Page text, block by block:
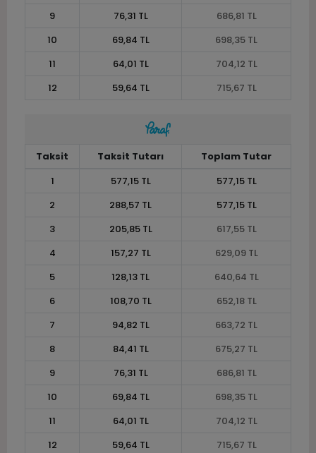
9
76,31 TL
686,81 TL
10
69,84 TL
698,35 TL
11
64,01 TL
704,12 TL
12
59,64 TL 715,67 TL
Taksit Taksit Tutarı
Toplam Tutar
1
577,15 TL
577,15 TL
2
288,57 TL
577,15 TL
3
205,85 TL
617,55 TL
4
157,27 TL
629,09 TL
5
128,13 TL
640,64 TL
6
108,70 TL
652,18 TL
7
94,82 TL
663,72 TL
8
84,41 TL
675,27 TL
9
76,31 TL
686,81 TL
10
69,84 TL
698,35 TL
11
64,01 TL
704,12 TL
12
59,64 TL 715,67 TL